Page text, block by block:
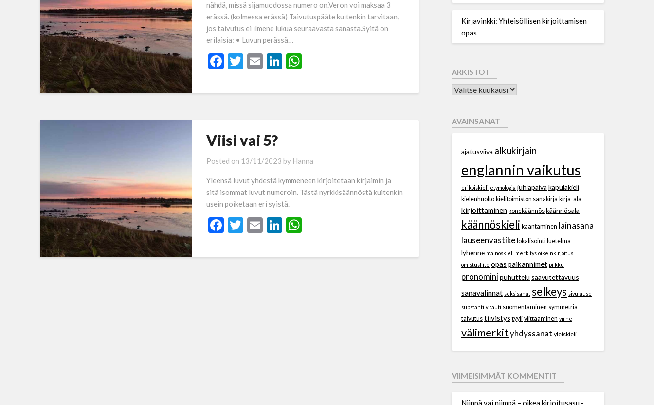
nähdä, missä sijamuodossa numero on.Veron voi maksaa 3
erässä. (kolmessa erässä) Taivutuspääte kuitenkin tarvitaan,
jos taivutus ei ilmene lukua seuraavasta sanasta.Syitä on
erilaisia: • Luvun perässä…
Facebook
Twitter
EmailLinkedIn
WhatsApp
Viisi vai 5?
Posted on 13/11/2023 by Hanna
Yleensä luvut yhdestä kymmeneen kirjoitetaan kirjaimin ja
sitä isommat luvut numeroin. Tästä nyrkkisäännöstä kuitenkin
usein poiketaan eri syistä.
Facebook
Twitter
EmailLinkedIn
WhatsApp
Kirjavinkki: Yhteisöllisen kirjoittamisen
opas
ARKISTOT
AVAINSANAT
ajatusviiva alkukirjain
englannin vaikutus
erikoiskieli etymologia juhlapäivä kapulakieli
kielenhuolto kielitoimiston sanakirja kirja-ala
kirjoittaminen konekäännös käännösala
käännöskieli kääntäminen lainasana
lauseenvastike lokalisointi luetelma
lyhenne mainoskieli merkitys oikeinkirjoitus
omistusliite opas paikannimet pilkku
pronominipuhuttelu saavutettavuus
sanavalinnat seksisanat selkeys sivulause
substantiivitauti suomentaminen symmetria
taivutus tiivistys tyyli viittaaminen virhe
välimerkityhdyssanat yleiskieli
VIIMEISIMMÄT KOMMENTIT
Niinpä vai niimpä – oikea kirjoitusasu -